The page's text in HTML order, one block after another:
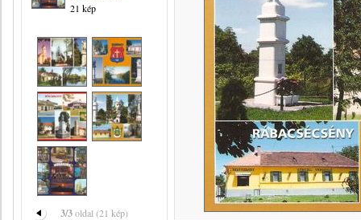
21 kép
3/3oldal (21 kép)